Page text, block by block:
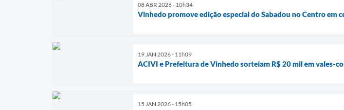
08 ABR 2026 - 10h34
Vinhedo promove edição especial do Sabadou no Centro em
19 JAN 2026 - 11h09
ACIVI e Prefeitura de Vinhedo sorteiam R$ 20 mil em vales-
15 JAN 2026 - 15h05